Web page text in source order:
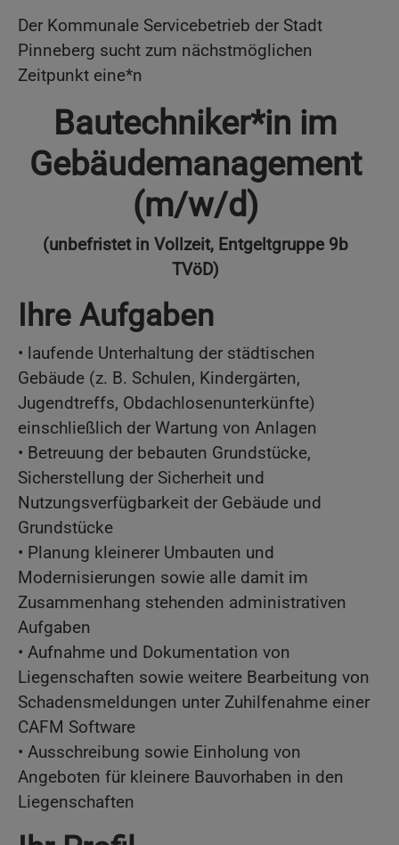
Der Kommunale Servicebetrieb der Stadt
Pinneberg sucht zum nächstmöglichen
Zeitpunkt eine*n
Bautechniker*in im
Gebäudemanagement
(m/w/d)
(unbefristet in Vollzeit, Entgeltgruppe 9b
TVöD)
Ihre Aufgaben
• laufende Unterhaltung der städtischen
Gebäude (z. B. Schulen, Kindergärten,
Jugendtreffs, Obdachlosenunterkünfte)
einschließlich der Wartung von Anlagen
• Betreuung der bebauten Grundstücke,
Sicherstellung der Sicherheit und
Nutzungsverfügbarkeit der Gebäude und
Grundstücke
• Planung kleinerer Umbauten und
Modernisierungen sowie alle damit im
Zusammenhang stehenden administrativen
Aufgaben
• Aufnahme und Dokumentation von
Liegenschaften sowie weitere Bearbeitung von
Schadensmeldungen unter Zuhilfenahme einer
CAFM Software
• Ausschreibung sowie Einholung von
Angeboten für kleinere Bauvorhaben in den
Liegenschaften